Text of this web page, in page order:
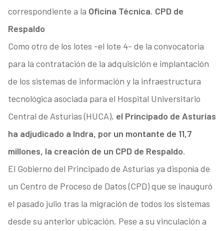
correspondiente a la Oficina Técnica. CPD de
Respaldo
Como otro de los lotes -el lote 4- de la convocatoria
para la contratación de la adquisición e implantación
de los sistemas de información y la infraestructura
tecnológica asociada para el Hospital Universitario
Central de Asturias (HUCA), el Principado de Asturias
ha adjudicado a Indra, por un montante de 11,7
millones, la creación de un CPD de Respaldo.
El Gobierno del Principado de Asturias ya disponía de
un Centro de Proceso de Datos (CPD) que se inauguró
el pasado julio tras la migración de todos los sistemas
desde su anterior ubicación. Pese a su vinculación a